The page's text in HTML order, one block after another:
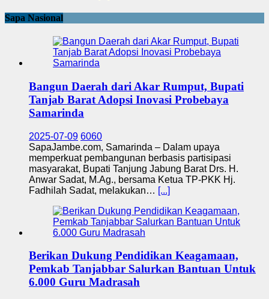
Sapa Nasional
Bangun Daerah dari Akar Rumput, Bupati
Tanjab Barat Adopsi Inovasi Probebaya
Samarinda
2025-07-09 6060
SapaJambe.com, Samarinda – Dalam upaya
memperkuat pembangunan berbasis partisipasi
masyarakat, Bupati Tanjung Jabung Barat Drs. H.
Anwar Sadat, M.Ag., bersama Ketua TP-PKK Hj.
Fadhilah Sadat, melakukan… [...]
Berikan Dukung Pendidikan Keagamaan,
Pemkab Tanjabbar Salurkan Bantuan Untuk
6.000 Guru Madrasah